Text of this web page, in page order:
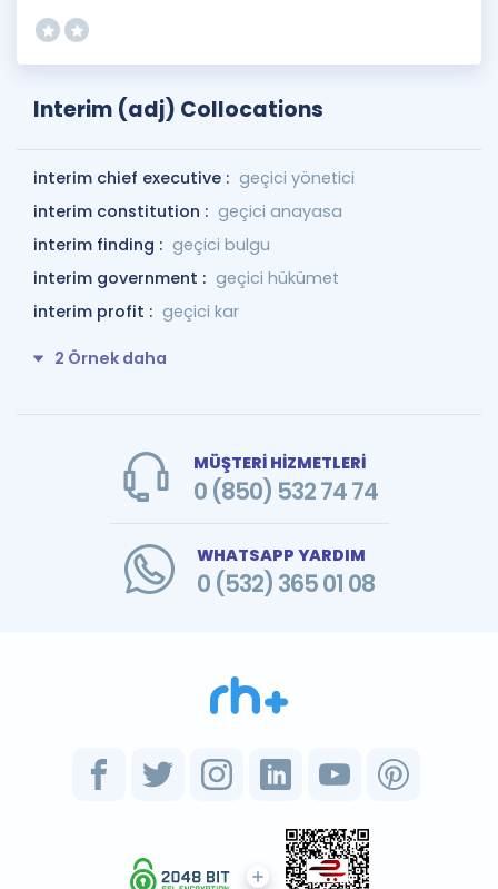
Interim (adj) Collocations
interim chief executive : geçici yönetici
interim constitution : geçici anayasa
interim finding : geçici bulgu
interim government : geçici hükümet
interim profit : geçici kar
2 Örnek daha
MÜŞTERİ HİZMETLERİ
0 (850) 532 74 74
WHATSAPP YARDIM
0 (532) 365 01 08